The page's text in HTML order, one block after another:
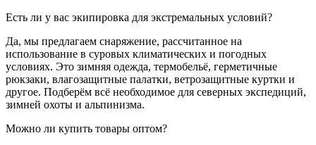
Есть ли у вас экипировка для экстремальных условий?
Да, мы предлагаем снаряжение, рассчитанное на
использование в суровых климатических и погодных
условиях. Это зимняя одежда, термобельё, герметичные
рюкзаки, влагозащитные палатки, ветрозащитные куртки и
другое. Подберём всё необходимое для северных экспедиций,
зимней охоты и альпинизма.
Можно ли купить товары оптом?